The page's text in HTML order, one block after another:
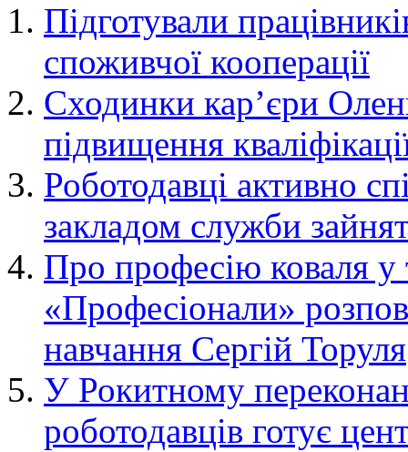
Підготували
споживчої кооперації
Сходинки кар’єри
підвищення
Роботодавці активно
закладом служби
Про професію коваля у
«Професіонали»
навчання Сергій Торуля
У Рокитному
роботодавців готує